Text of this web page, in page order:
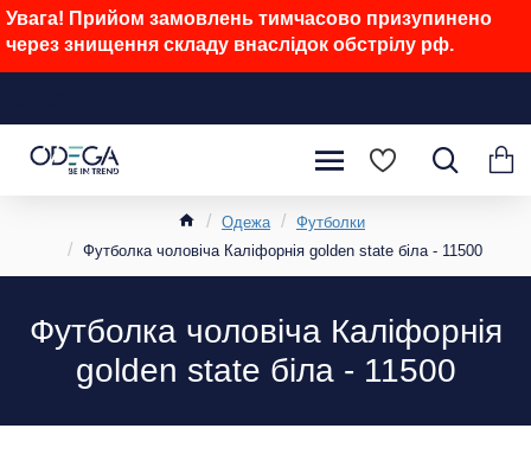
Увага! Прийом замовлень тимчасово призупинено
через знищення складу внаслідок обстрілу рф.
Одежа
Футболки
Футболка чоловіча Каліфорнія golden state біла - 11500
Футболка чоловіча Каліфорнія
golden state біла - 11500